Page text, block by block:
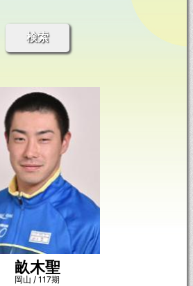
検索
畝木聖
岡山 / 117期